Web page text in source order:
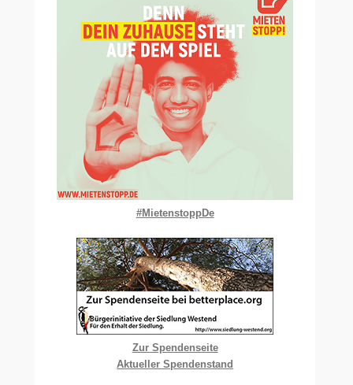
#MietenstoppDe
Zur Spendenseite
Aktueller Spendenstand